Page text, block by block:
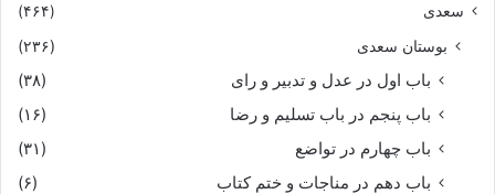
سعدی
(۴۶۴)
بوستان سعدی (۲۳۶)
باب اول در عدل و تدبیر و رای
(۳۸)
باب پنجم در باب تسلیم و رضا
(۱۶)
باب چهارم در تواضع
(۳۱)
باب دهم در مناجات و ختم کتاب
(۶)